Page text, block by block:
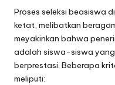
Proses seleksi beasiswa
ketat, melibatkan
meyakinkan bahwa
adalah siswa-siswa
berprestasi. Beberapa
meliputi: